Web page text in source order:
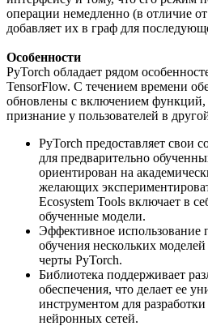
операции немедленно (в отличие
добавляет их в граф для
Особенности
PyTorch обладает рядом
TensorFlow. С течением времени
обновлены с включением функций,
признание у пользователей в
PyTorch предоставляет свои
для предварительно
ориентирован на
желающих
Ecosystem Tools включает в
обученные модели.
Эффективное использование
обучения нескольких
черты PyTorch.
Библиотека поддерживает
обеспечения, что делает ее
инструментом для
нейронных сетей.